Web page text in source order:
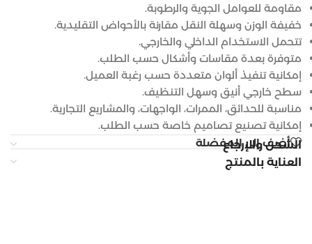
مقاومة للعوامل الجوية والرطوبة.
خفيفة الوزن وسهلة النقل مقارنة بالأحواض التقليدية.
تتحمل الاستخدام الداخلي والخارجي.
متوفرة بعدة مقاسات وأشكال حسب الطلب.
إمكانية تنفيذ ألوان متعددة حسب رغبة العميل.
سطح خارجي أنيق وسهل التنظيف.
مناسبة للحدائق، الممرات، الواجهات، والمشاريع التجارية.
إمكانية تصنيع تصاميم خاصة حسب الطلب.
أضف إلى المفضلة
الشحن والإرجاع
العناية بالمنتج